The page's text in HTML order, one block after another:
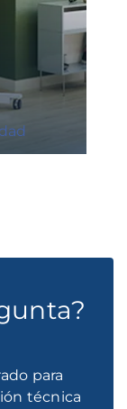
para
técnica